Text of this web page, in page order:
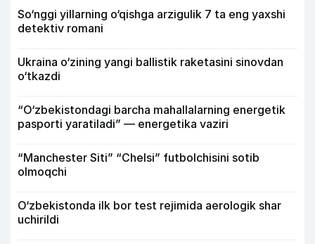
So‘nggi yillarning o‘qishga arzigulik 7 ta eng yaxshi
detektiv romani
Ukraina o‘zining yangi ballistik raketasini sinovdan
o‘tkazdi
“O‘zbekistondagi barcha mahallalarning energetik
pasporti yaratiladi” — energetika vaziri
“Manchester Siti” “Chelsi” futbolchisini sotib
olmoqchi
O‘zbekistonda ilk bor test rejimida aerologik shar
uchirildi